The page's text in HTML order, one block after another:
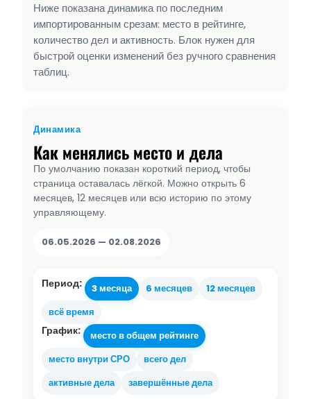
Ниже показана динамика по последним
импортированным срезам: место в рейтинге,
количество дел и активность. Блок нужен для
быстрой оценки изменений без ручного сравнения
таблиц.
Динамика
Как менялись место и дела
По умолчанию показан короткий период, чтобы
страница оставалась лёгкой. Можно открыть 6
месяцев, 12 месяцев или всю историю по этому
управляющему.
06.05.2026 — 02.08.2026
Период: 3 месяца 6 месяцев
12 месяцев
всё время
График:
место в общем рейтинге
место внутри СРО
всего дел
активные дела
завершённые дела